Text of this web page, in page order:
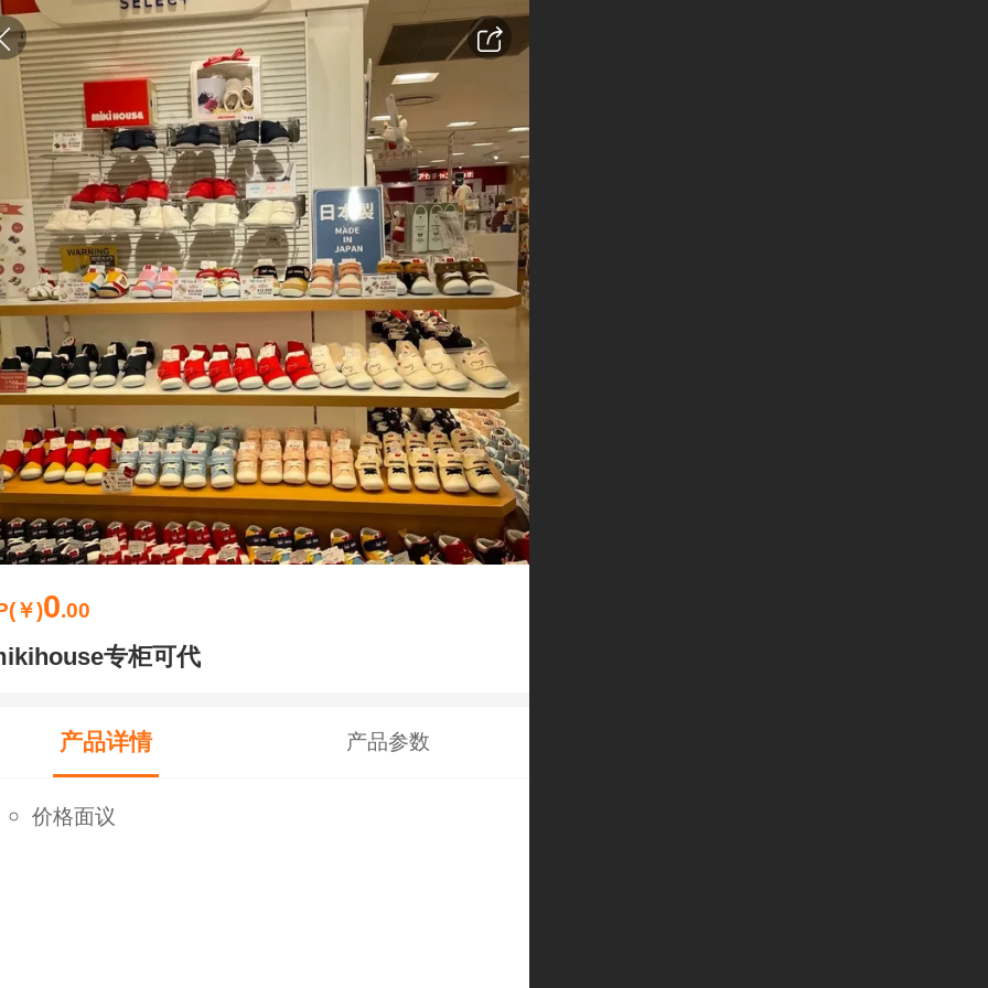
￥)0.00
专柜可代
产品详情 产品参数
价格面议